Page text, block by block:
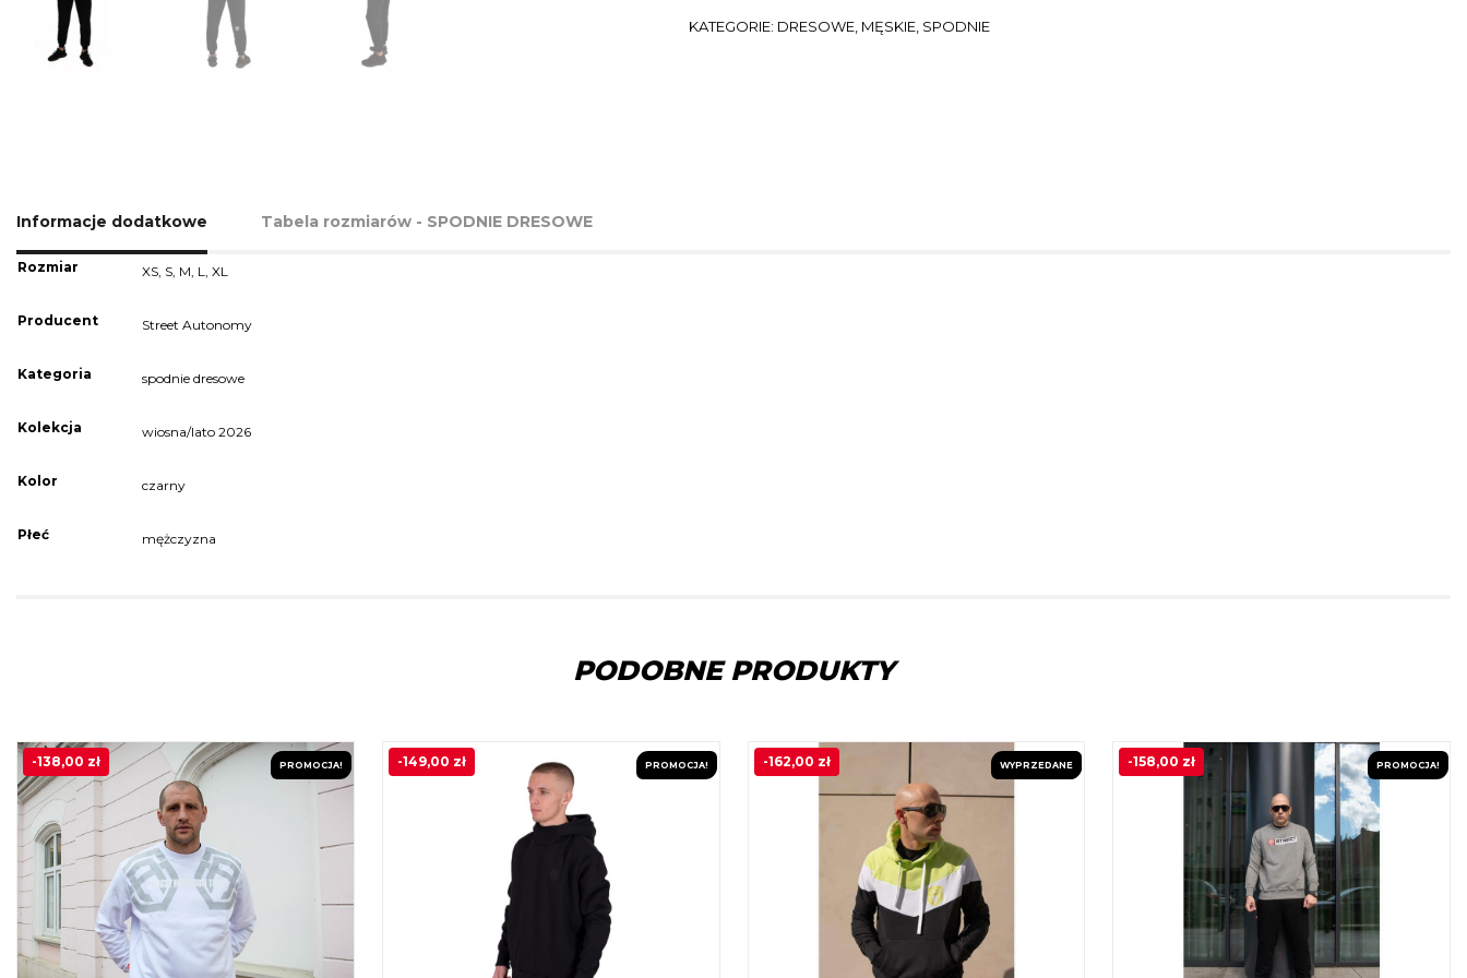
KATEGORIE: DRESOWE, MĘSKIE, SPODNIE
Informacje dodatkowe Tabela rozmiarów - SPODNIE DRESOWE
Rozmiar XS, S, M, L,XL
Producent Street Autonomy
Kategoria spodnie dresowe
Kolekcja wiosna/lato 2026
Kolor czarny
Płeć mężczyzna
PODOBNE PRODUKTY
PROMOCJA!
-138,00 zł PROMOCJA!
-149,00 zł PROMOCJA!
WYPRZEDANE
-162,00 zł PROMOCJA!
-158,00 zł